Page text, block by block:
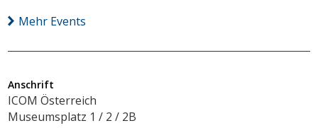
Mehr Events
Anschrift
ICOM Österreich
Museumsplatz 1 / 2 / 2B